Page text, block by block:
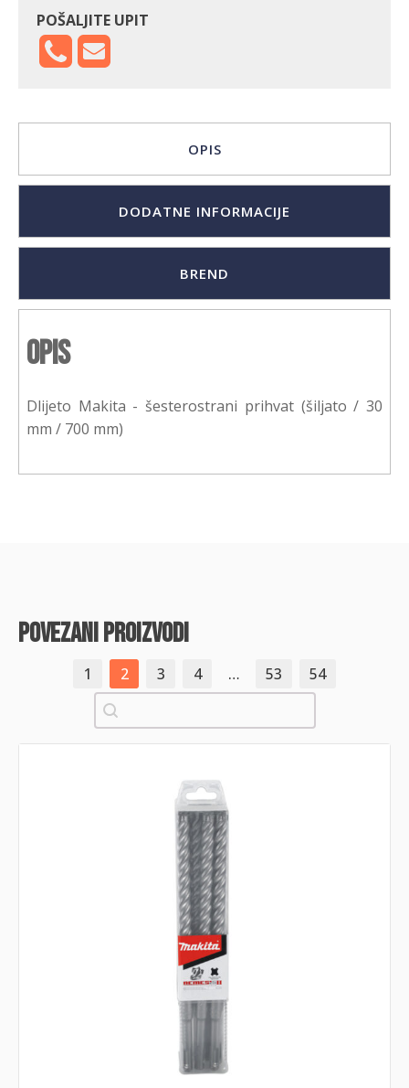
POŠALJITE UPIT
OPIS
DODATNE INFORMACIJE
BREND
Opis
Dlijeto Makita - šesterostrani prihvat (šiljato / 30
mm / 700 mm)
povezani proizvodi
1 2 3 4 … 53
54
Pretraži